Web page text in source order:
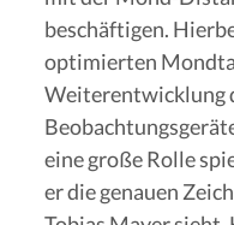
beschäftigen.
optimierten
Weiterentwicklung
eine große Rolle
er die genauen